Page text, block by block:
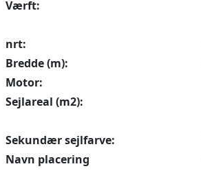
Værft:
nrt:
Bredde (m):
Motor:
Sejlareal (m2):
Sekundær sejlfarve:
Navn placering